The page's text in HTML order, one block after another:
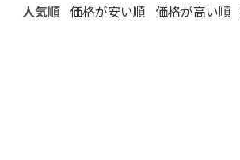
人気順 価格が安い順 価格が高い順